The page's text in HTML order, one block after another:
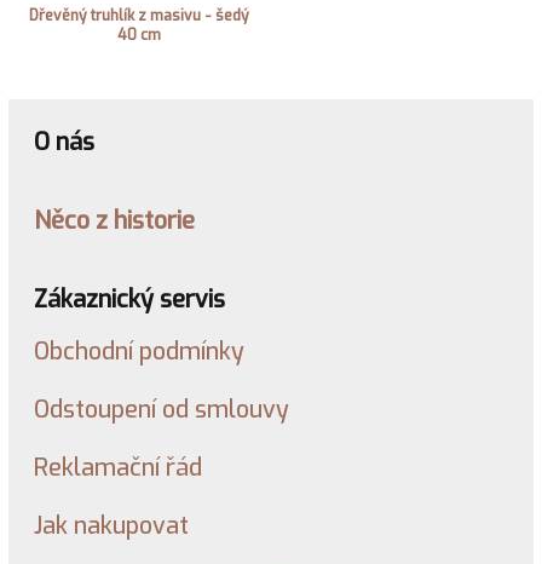
Dřevěný truhlík z masivu - šedý
40 cm
O nás
Něco z historie
Zákaznický servis
Obchodní podmínky
Odstoupení od smlouvy
Reklamační řád
Jak nakupovat